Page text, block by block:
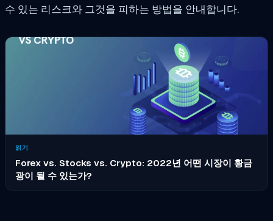
수 있는 리스크와 그것을 피하는 방법을 안내합니다.
읽기
Forex vs. Stocks vs. Crypto: 2022년 어떤 시장이 황금
광이 될 수 있는가?